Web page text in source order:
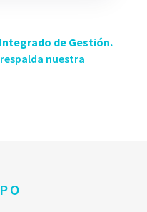
de Gestión.
nuestra